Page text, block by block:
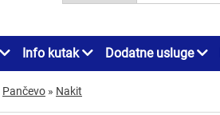
Info kutak Dodatne usluge
Pančevo » Nakit